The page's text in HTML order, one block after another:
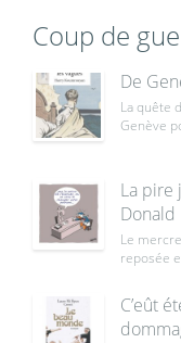
Coup de
De
La quête
Genève
La pire
Donald
Le
reposée
C’eût